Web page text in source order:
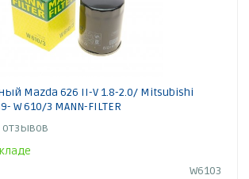
Mazda 626 II-V 1.8-2.0/ Mitsubishi
W 610/3 MANN-FILTER
отзывов
W6103